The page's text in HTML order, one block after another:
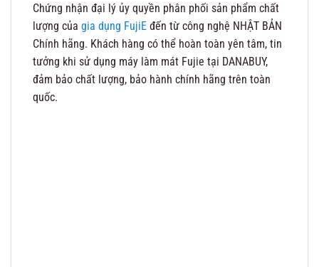
Chứng nhận đại lý ủy quyền phân phối sản phẩm chất
lượng của gia dụng FujiE đến từ công nghệ NHẬT BẢN
Chính hãng. Khách hàng có thể hoàn toàn yên tâm, tin
tưởng khi sử dụng máy làm mát Fujie tại DANABUY,
đảm bảo chất lượng, bảo hành chính hãng trên toàn
quốc.